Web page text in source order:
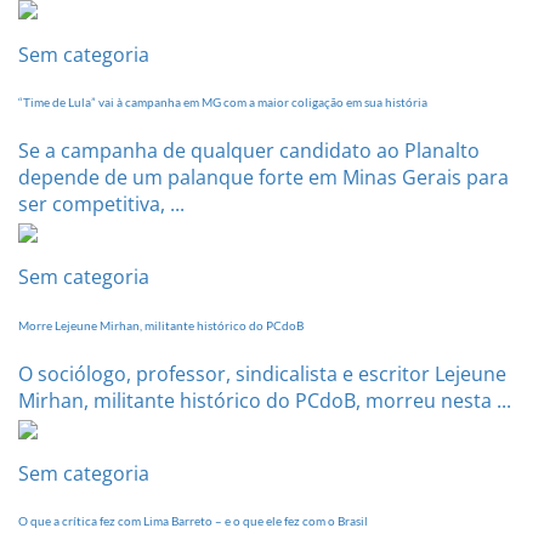
setembro
Sem categoria
“Time de Lula” vai à campanha em MG com a maior coligação em sua história
Se a campanha de qualquer candidato ao Planalto
depende de um palanque forte em Minas Gerais para
ser competitiva, ...
Sem categoria
Morre Lejeune Mirhan, militante histórico do PCdoB
O sociólogo, professor, sindicalista e escritor Lejeune
Mirhan, militante histórico do PCdoB, morreu nesta ...
Sem categoria
O que a crítica fez com Lima Barreto – e o que ele fez com o Brasil